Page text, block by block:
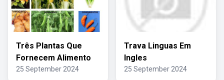
Três Plantas Que
Fornecem Alimento
25 September 2024
Trava Linguas Em
Ingles
25 September 2024